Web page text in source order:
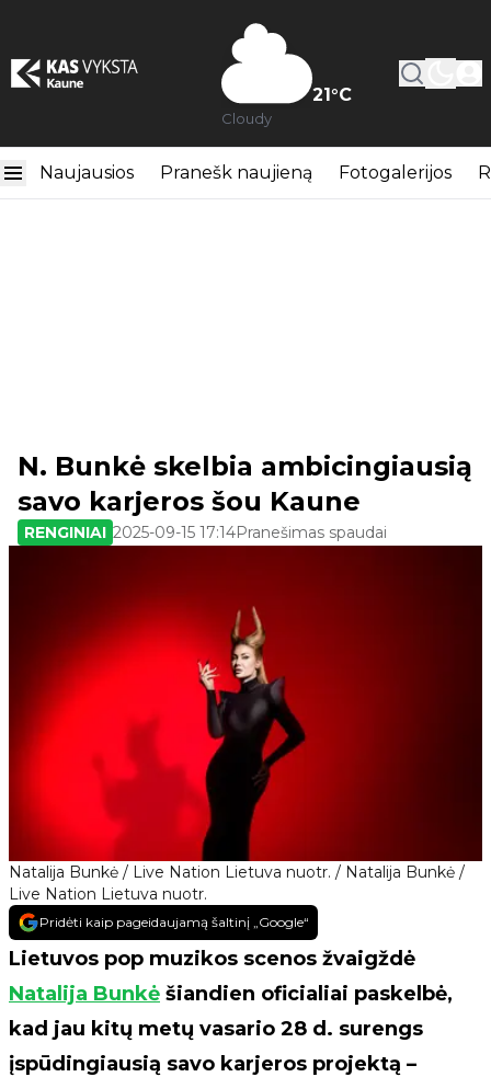
21°C
Cloudy
Naujausios Pranešk naujieną Fotogalerijos
Natalija Bunkė / Live Nation Lietuva nuotr. / Natalija Bunkė /
Live Nation Lietuva nuotr.
N. Bunkė skelbia ambicingiausią
savo karjeros šou Kaune
RENGINIAI 2025-09-15 17:14Pranešimas spaudai
Pridėti kaip pageidaujamą šaltinį „Google“
Lietuvos pop muzikos scenos žvaigždė
Natalija Bunkė šiandien oficialiai paskelbė,
kad jau kitų metų vasario 28 d. surengs
įspūdingiausią savo karjeros projektą –